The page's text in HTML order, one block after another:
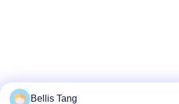
Bellis Tang